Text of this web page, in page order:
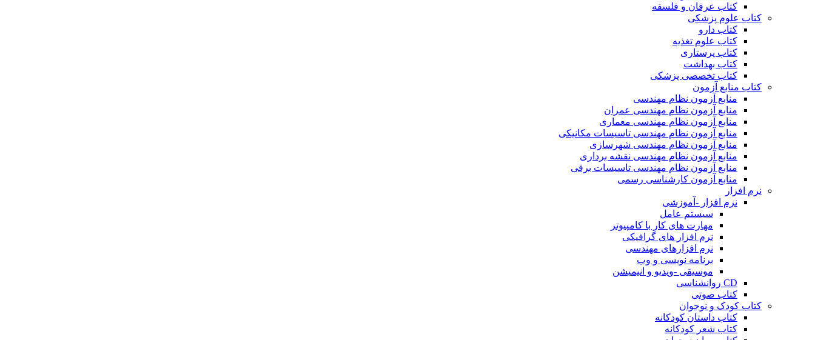
کتاب عرفان و فلسفه
کتاب علوم پزشکی
کتاب دارو
کتاب علوم تغذیه
کتاب پرستاری
کتاب بهداشت
کتاب تخصصی پزشکی
کتاب منابع آزمون
منابع آزمون نظام مهندسی
منابع آزمون نظام مهندسی عمران
منابع آزمون نظام مهندسی معماری
منابع آزمون نظام مهندسی تاسیسات مکانیکی
منابع آزمون نظام مهندسی شهرسازی
منابع آزمون نظام مهندسی نقشه برداری
منابع آزمون نظام مهندسی تاسیسات برقی
منابع آزمون کارشناسی رسمی
نرم افزار
نرم افزار -آموزشی
سیستم عامل
مهارت های کار با کامپیوتر
نرم افزار های گرافیکی
نرم افزارهای مهندسی
برنامه نویسی و وب
موسیقی -ویدیو و انیمیشن
CD روانشناسی
کتاب صوتی
کتاب کودک و نوجوان
کتاب داستان کودکانه
کتاب شعر کودکانه